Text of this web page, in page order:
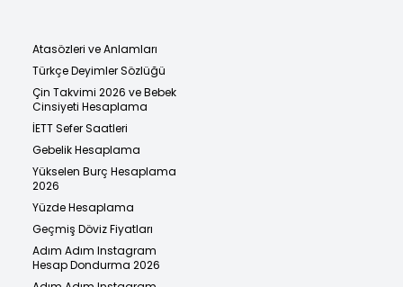
Atasözleri ve Anlamları
Türkçe Deyimler Sözlüğü
Çin Takvimi 2026 ve Bebek
Cinsiyeti Hesaplama
İETT Sefer Saatleri
Gebelik Hesaplama
Yükselen Burç Hesaplama
2026
Yüzde Hesaplama
Geçmiş Döviz Fiyatları
Adım Adım Instagram
Hesap Dondurma 2026